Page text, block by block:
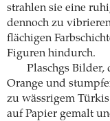
strahlen sie eine
dennoch zu
flächigen
Figuren hindurch.
Plaschgs Bilder,
Orange und
zu wässrigem
auf Papier gemalt